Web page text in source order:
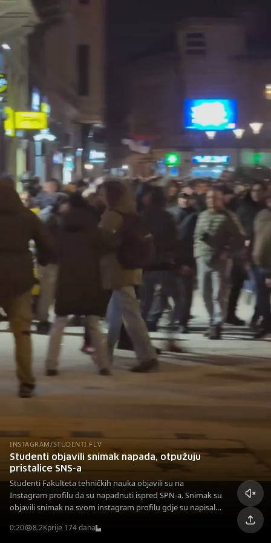
INSTAGRAM/STUDENTI.FLV
Studenti objavili snimak napada, otpužuju
pristalice SNS-a
Studenti Fakulteta tehničkih nauka objavili su na
Instagram profilu da su napadnuti ispred SPN-a. Snimak su
objavili snimak na svom instagram profilu gdje su napisali
0:20 8.2Kprije 174 dana